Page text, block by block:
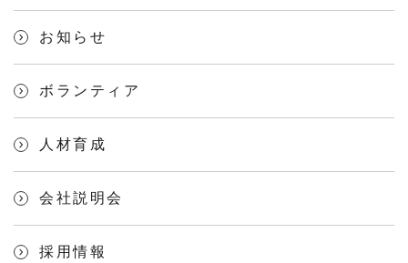
お知らせ
ボランティア
人材育成
会社説明会
採用情報